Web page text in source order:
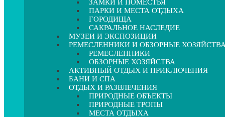
ЗАМКИ И ПОМЕСТЬЯ
ПАРКИ И МЕСТА ОТДЫХА
ГОРОДИЩА
САКРАЛЬНОЕ НАСЛЕДИЕ
МУЗЕИ И ЭКСПОЗИЦИИ
РЕМЕСЛЕННИКИ И ОБЗОРНЫЕ ХОЗЯЙСТВА
РЕМЕСЛЕННИКИ
ОБЗОРНЫЕ ХОЗЯЙСТВА
АКТИВНЫЙ ОТДЫХ И ПРИКЛЮЧЕНИЯ
БАНИ И СПА
ОТДЫХ И РАЗВЛЕЧЕНИЯ
ПРИРОДНЫЕ ОБЪЕКТЫ
ПРИРОДНЫЕ ТРОПЫ
МЕСТА ОТДЫХА